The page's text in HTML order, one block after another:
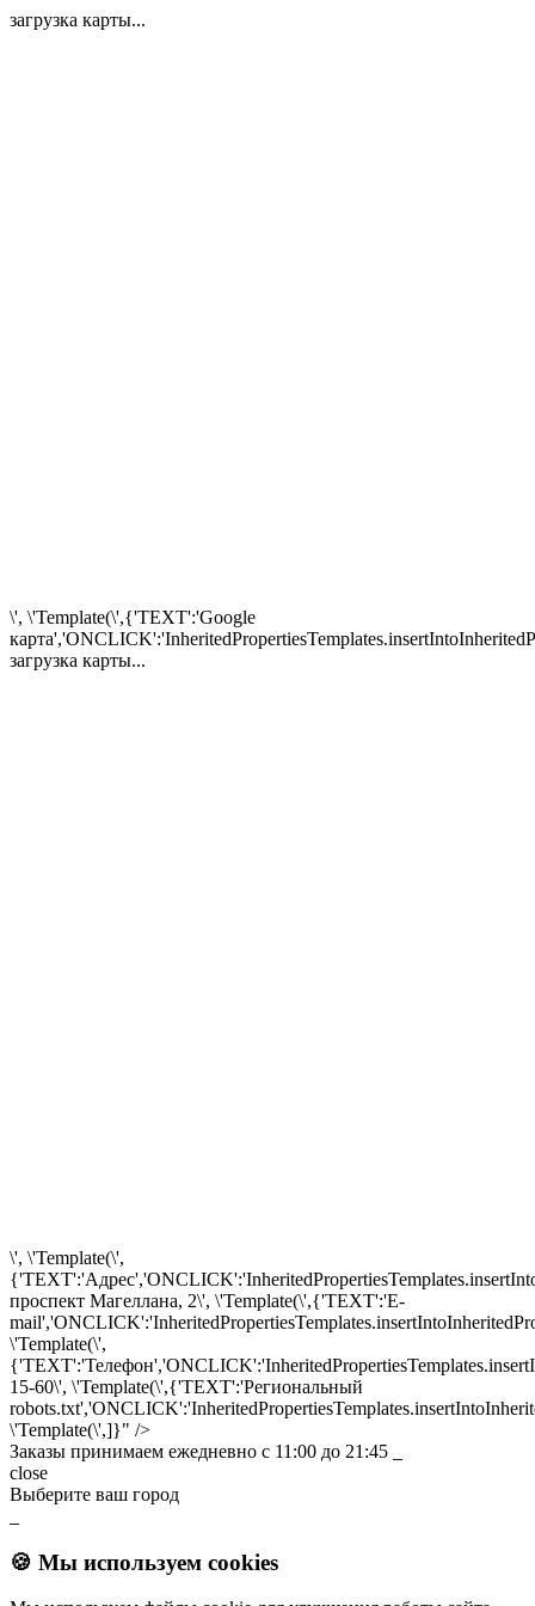
загрузка карты...
\', \'Template(\',{'TEXT':'Google
загрузка карты...
\', \'Template(\',
проспект Магеллана, 2\', \'Template(\',{'TEXT':'E-
\'Template(\',
15-60\', \'Template(\',{'TEXT':'Региональный
\'Template(\',]}" />
Заказы принимаем ежедневно с 11:00 до 21:45
close
Выберите ваш город
🍪 Мы используем cookies